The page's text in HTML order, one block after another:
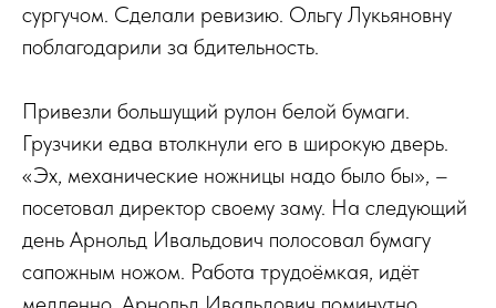
сургучом. Сделали ревизию. Ольгу Лукьяновну
поблагодарили за бдительность.
Привезли большущий рулон белой бумаги.
Грузчики едва втолкнули его в широкую дверь.
«Эх, механические ножницы надо было бы», –
посетовал директор своему заму. На следующий
день Арнольд Ивальдович полосовал бумагу
сапожным ножом. Работа трудоёмкая, идёт